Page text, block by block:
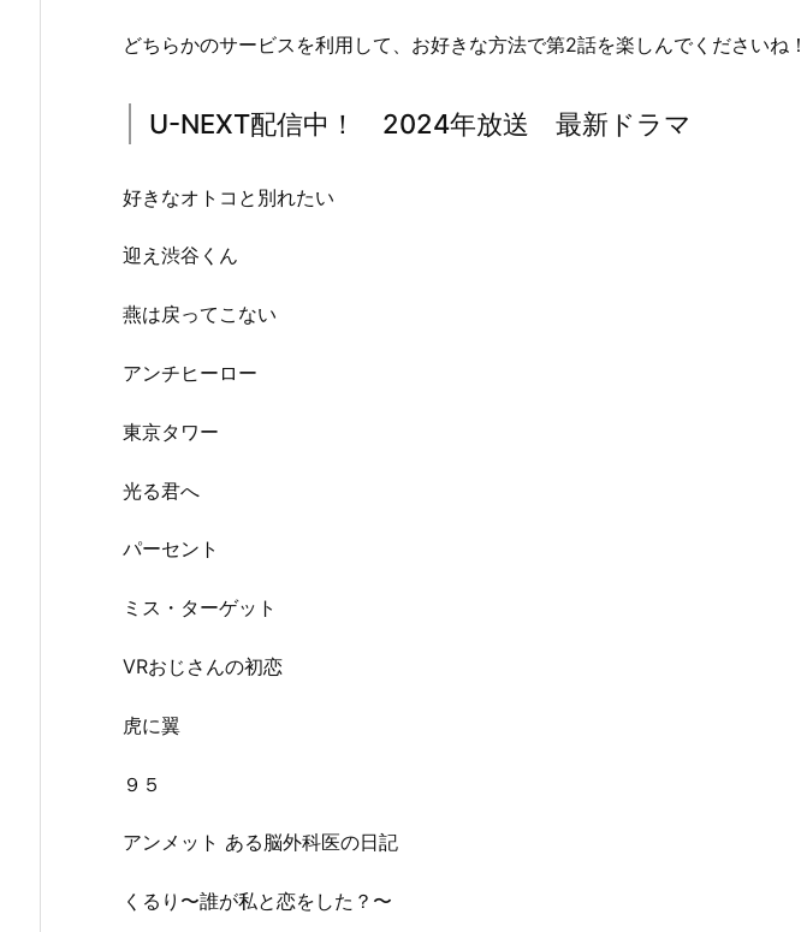
どちらかのサービスを利用して、お好きな方法で第2話を楽しんでくださいね！
U-NEXT配信中！ 2024年放送 最新ドラマ
好きなオトコと別れたい
迎え渋谷くん
燕は戻ってこない
アンチヒーロー
東京タワー
光る君へ
パーセント
ミス・ターゲット
VRおじさんの初恋
虎に翼
９５
アンメット ある脳外科医の日記
くるり〜誰が私と恋をした？〜